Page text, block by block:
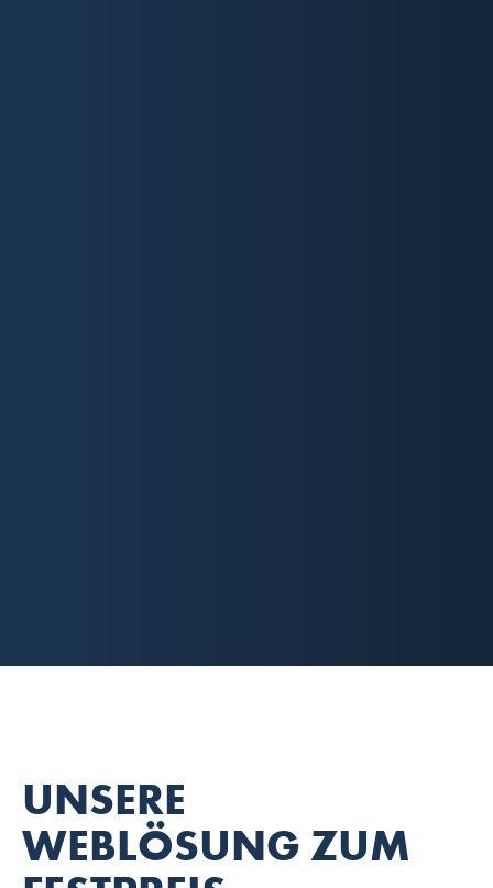
UNSERE
WEBLÖSUNG ZUM